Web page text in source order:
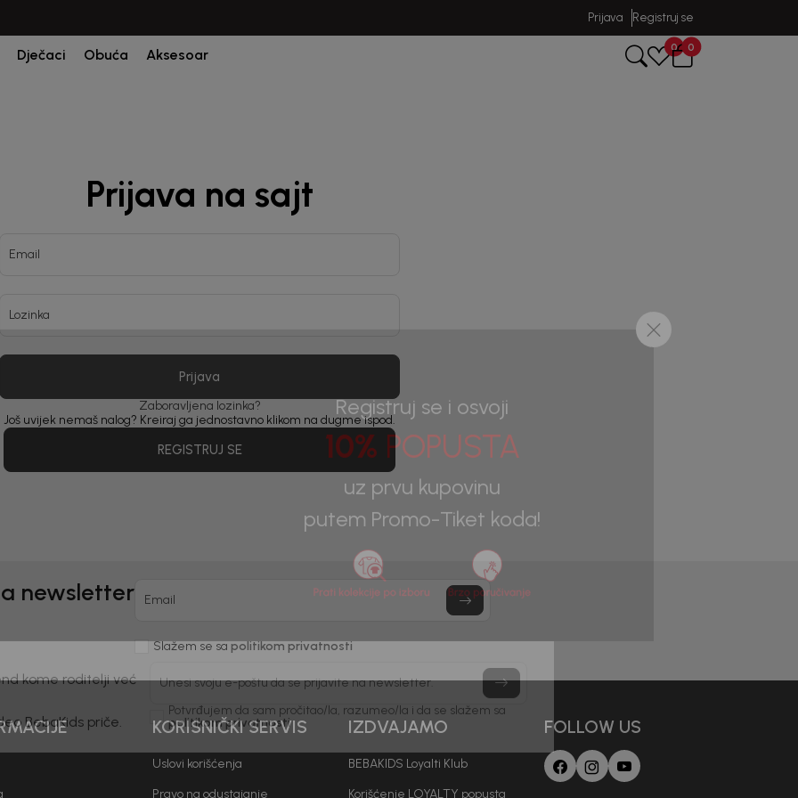
Prijava Registruj se
Dječaci Obuća Aksesoar 0 0
Prijava na sajt
Email
Lozinka
Prijava
Zaboravljena lozinka?
Još uvijek nemaš nalog? Kreiraj ga jednostavno klikom na dugme ispod.
REGISTRUJ SE
newsletter Email
Slažem se sapolitikom privatnosti
KORISNIČKI SERVIS
Uslovi korišćenja
Pravo na odustajanje
IZDVAJAMO
BEBAKIDS Loyalti Klub
Korišćenje LOYALTY popusta
FOLLOW US
Registruj se i osvoji
10%POPUSTA
uz prvu kupovinu
putem Promo-Tiket koda!
kome roditelji već
BebaKids priče.
Unesi svoju e-poštu da se prijavite na newsletter.
politikom privatnosti